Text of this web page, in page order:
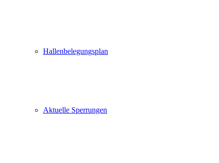
Hallenbelegungsplan
Aktuelle Sperrungen